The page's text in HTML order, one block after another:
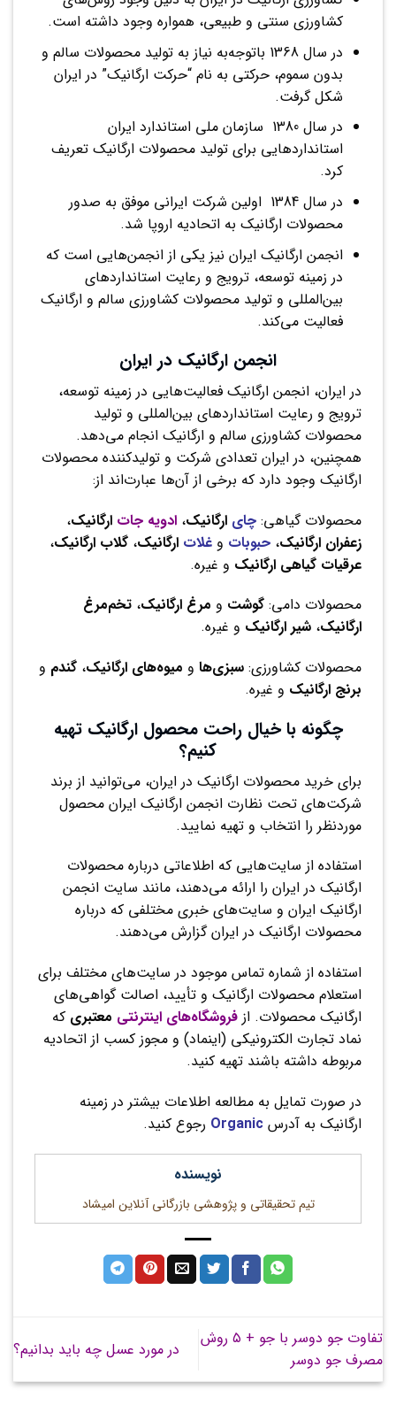
کشاورزی سنتی و طبیعی، همواره وجود داشته است.
در سال 1368 باتوجه‌به نیاز به تولید محصولات سالم و
بدون سموم، حرکتی به نام “حرکت ارگانیک” در ایران
شکل گرفت.
در سال 1380 سازمان ملی استاندارد ایران
استانداردهایی برای تولید محصولات ارگانیک تعریف
کرد.
در سال 1384 اولین شرکت ایرانی موفق به صدور
محصولات ارگانیک به اتحادیه اروپا شد.
انجمن ارگانیک ایران نیز یکی از انجمن‌هایی است که
در زمینه توسعه، ترویج و رعایت استانداردهای
بین‌المللی و تولید محصولات کشاورزی سالم و ارگانیک
فعالیت می‌کند.
انجمن ارگانیک در ایران
در ایران، انجمن ارگانیک فعالیت‌هایی در زمینه توسعه،
ترویج و رعایت استانداردهای بین‌المللی و تولید
محصولات کشاورزی سالم و ارگانیک انجام می‌دهد.
همچنین، در ایران تعدادی شرکت و تولیدکننده محصولات
ارگانیک وجود دارد که برخی از آن‌ها عبارت‌اند از:
محصولات گیاهی: چای ارگانیک، ادویه جات ارگانیک،
زعفران ارگانیک، حبوبات و غلات ارگانیک، گلاب ارگانیک،
عرقیات گیاهی ارگانیک و غیره.
محصولات دامی: گوشت و مرغ ارگانیک، تخم‌مرغ
ارگانیک، شیر ارگانیک و غیره.
محصولات کشاورزی: سبزی‌ها و میوه‌های ارگانیک، گندم و
برنج ارگانیک و غیره.
چگونه با خیال راحت محصول ارگانیک تهیه
کنیم؟
برای خرید محصولات ارگانیک در ایران، می‌توانید از برند
شرکت‌های تحت نظارت انجمن ارگانیک ایران محصول
موردنظر را انتخاب و تهیه نمایید.
استفاده از سایت‌هایی که اطلاعاتی درباره محصولات
ارگانیک در ایران را ارائه می‌دهند، مانند سایت انجمن
ارگانیک ایران و سایت‌های خبری مختلفی که درباره
محصولات ارگانیک در ایران گزارش می‌دهند.
استفاده از شماره تماس موجود در سایت‌های مختلف برای
استعلام محصولات ارگانیک و تأیید، اصالت گواهی‌های
ارگانیک محصولات. از فروشگاه‌های اینترنتی معتبری که
نماد تجارت الکترونیکی (اینماد) و مجوز کسب از اتحادیه
مربوطه داشته باشند تهیه کنید.
در صورت تمایل به مطالعه اطلاعات بیشتر در زمینه
ارگانیک به آدرس Organic رجوع کنید.
نویسنده
تیم تحقیقاتی و پژوهشی بازرگانی آنلاین امیشاد
تفاوت جو دوسر با جو + ۵ روش
مصرف جو دوسر
در مورد عسل چه باید بدانیم؟